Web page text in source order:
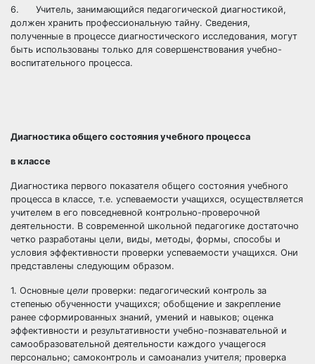
6. Учитель, занимающийся педагогической диагностикой,
должен хранить профессиональную тайну. Сведения,
полученные в процессе диагностического исследования, могут
быть использованы только для совершенствования учебно-
воспитательного процесса.
Диагностика общего состояния учебного процесса
в классе
Диагностика первого показателя общего состояния учебного
процесса в классе, т.е. успеваемости учащихся, осуществляется
учителем в его повседневной контрольно-проверочной
деятельности. В современной школьной педагогике достаточно
четко разработаны цели, виды, методы, формы, способы и
условия эффективности проверки успеваемости учащихся. Они
представлены следующим образом.
1. Основные цели проверки: педагогический контроль за
степенью обученности учащихся; обобщение и закрепление
ранее сформированных знаний, умений и навыков; оценка
эффективности и результативности учебно-познавательной и
самообразовательной деятельности каждого учащегося
персонально; самоконтроль и самоанализ учителя; проверка